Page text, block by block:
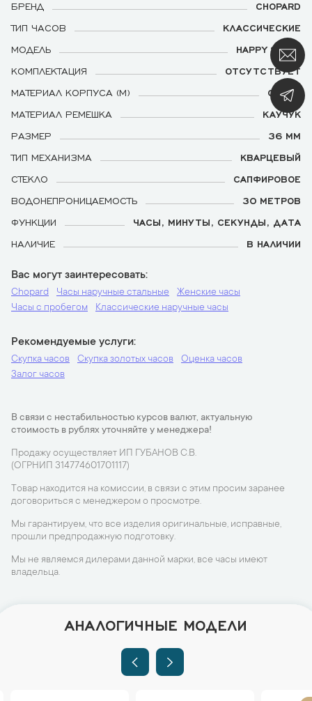
БРЕНД
CHOPARD
ТИП ЧАСОВ
КЛАССИЧЕСКИЕ
МОДЕЛЬ
HAPPY SPORT
КОМПЛЕКТАЦИЯ
ОТСУТСТВУЕТ
МАТЕРИАЛ КОРПУСА (М)
СТАЛЬ
МАТЕРИАЛ РЕМЕШКА
КАУЧУК
РАЗМЕР
36 ММ
ТИП МЕХАНИЗМА
КВАРЦЕВЫЙ
СТЕКЛО
САПФИРОВОЕ
ВОДОНЕПРОНИЦАЕМОСТЬ
30 МЕТРОВ
ФУНКЦИИ
ЧАСЫ, МИНУТЫ, СЕКУНДЫ, ДАТА
НАЛИЧИЕ
В НАЛИЧИИ
Вас могут заинтересовать
Chopard Часы наручные стальные
Женские часы
Часы с пробегом
Классические наручные часы
Рекомендуемые услуги
Скупка часов Скупка золотых часов
Оценка часов
Залог часов
В связи с нестабильностью курсов валют, актуальную
стоимость в рублях уточняйте у менеджера!
Продажу осуществляет ИП ГУБАНОВ С.В.
(ОГРНИП 314774601701117)
Товар находится на комиссии, в связи с этим просим заранее
договориться с менеджером о просмотре.
Мы гарантируем, что все изделия оригинальные, исправные,
прошли предпродажную подготовку.
Мы не являемся дилерами данной марки, все часы имеют
владельца.
АНАЛОГИЧНЫЕ МОДЕЛИ